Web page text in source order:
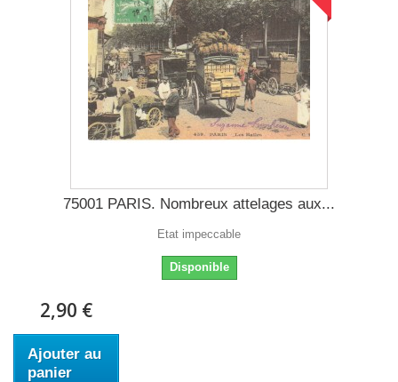
75001 PARIS. Nombreux attelages aux...
Etat impeccable
Disponible
2,90 €
Ajouter au
panier